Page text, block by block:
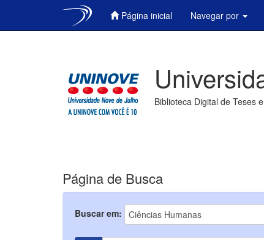
Página inicial Navegar por
Biblioteca Digital de Teses
Página de Busca
Buscar em: